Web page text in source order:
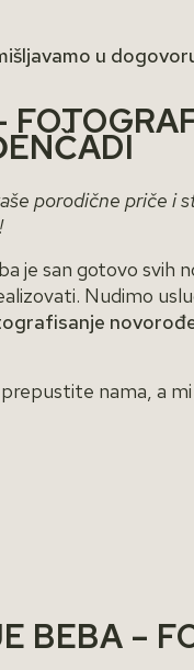
u
porodične priče i
je san gotovo svih
Nudimo
nama, a
BEBA –